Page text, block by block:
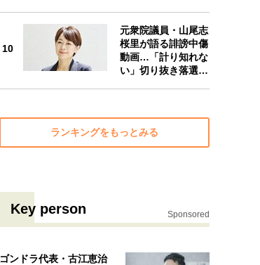
10
元衆院議員・山尾志
桜里が語る誹謗中傷
動画…「計り知れな
い」切り抜き落選…
ランキングをもっとみる
Key person Sponsored
ゴンドラ代表・古江恵治